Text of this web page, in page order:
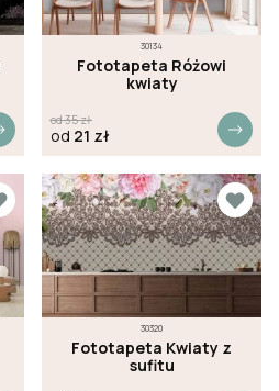
30134
Fototapeta Różowi
kwiaty
od35zł
od 21 zł
30320
Fototapeta Kwiaty z
sufitu